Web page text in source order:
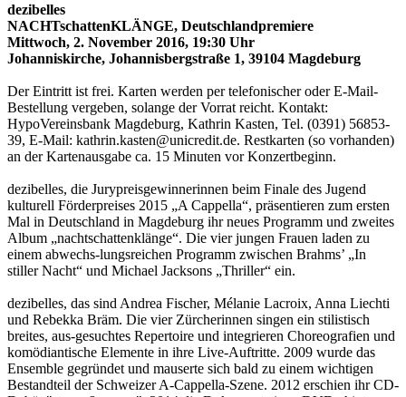
dezibelles
NACHTschattenKLÄNGE, Deutschlandpremiere
Mittwoch, 2. November 2016, 19:30 Uhr
Johanniskirche, Johannisbergstraße 1, 39104 Magdeburg
Der Eintritt ist frei. Karten werden per telefonischer oder E-Mail-
Bestellung vergeben, solange der Vorrat reicht. Kontakt:
HypoVereinsbank Magdeburg, Kathrin Kasten, Tel. (0391) 56853-
39, E-Mail: kathrin.kasten@unicredit.de. Restkarten (so vorhanden)
an der Kartenausgabe ca. 15 Minuten vor Konzertbeginn.
dezibelles, die Jurypreisgewinnerinnen beim Finale des Jugend
kulturell Förderpreises 2015 „A Cappella“, präsentieren zum ersten
Mal in Deutschland in Magdeburg ihr neues Programm und zweites
Album „nachtschattenklänge“. Die vier jungen Frauen laden zu
einem abwechs-lungsreichen Programm zwischen Brahms’ „In
stiller Nacht“ und Michael Jacksons „Thriller“ ein.
dezibelles, das sind Andrea Fischer, Mélanie Lacroix, Anna Liechti
und Rebekka Bräm. Die vier Zürcherinnen singen ein stilistisch
breites, aus-gesuchtes Repertoire und integrieren Choreografien und
komödiantische Elemente in ihre Live-Auftritte. 2009 wurde das
Ensemble gegründet und mauserte sich bald zu einem wichtigen
Bestandteil der Schweizer A-Cappella-Szene. 2012 erschien ihr CD-